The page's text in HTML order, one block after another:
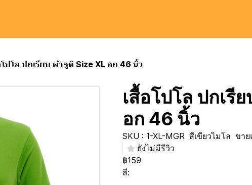
โปโล ปกเรียบ ผ้าจูติ Size XL อก 46 นิ้ว
เสื้อโปโล ปกเรี
อก 46 นิ้ว
SKU : 1-XL-MGR สีเขียวไมโล ขา
ยังไม่มีรีวิว
฿159
สี: